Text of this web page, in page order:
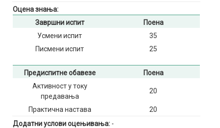
Оцена знања:
Завршни испит
Поена
Усмени испит
35
Писмени испит
25
Предиспитне обавезе
Поена
Активност у току
предавања
20
Практична настава
20
Додатни услови оцењивања: -